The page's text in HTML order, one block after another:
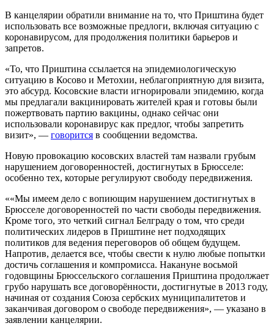
В канцелярии обратили внимание на то, что Приштина будет
использовать все возможные предлоги, включая ситуацию с
коронавирусом, для продолжения политики барьеров и
запретов.
«То, что Приштина ссылается на эпидемиологическую
ситуацию в Косово и Метохии, неблагоприятную для визита,
это абсурд. Косовские власти игнорировали эпидемию, когда
мы предлагали вакцинировать жителей края и готовы были
пожертвовать партию вакцины, однако сейчас они
использовали коронавирус как предлог, чтобы запретить
визит», — говорится в сообщении ведомства.
Новую провокацию косовских властей там назвали грубым
нарушением договоренностей, достигнутых в Брюсселе:
особенно тех, которые регулируют свободу передвижения.
««Мы имеем дело с вопиющим нарушением достигнутых в
Брюсселе договоренностей по части свободы передвижения.
Кроме того, это четкий сигнал Белграду о том, что среди
политических лидеров в Приштине нет подходящих
политиков для ведения переговоров об общем будущем.
Напротив, делается все, чтобы свести к нулю любые попытки
достичь соглашения и компромисса. Накануне восьмой
годовщины Брюссельского соглашения Приштина продолжает
грубо нарушать все договорённости, достигнутые в 2013 году,
начиная от создания Союза сербских муниципалитетов и
заканчивая договором о свободе передвижения», — указано в
заявлении канцелярии.